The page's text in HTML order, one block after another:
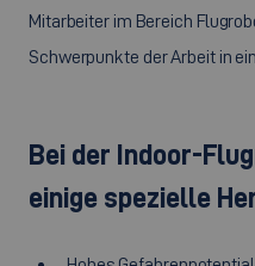
Mitarbeiter im Bereich
Schwerpunkte der Arbeit in
Bei der Indoor-
einige spezielle